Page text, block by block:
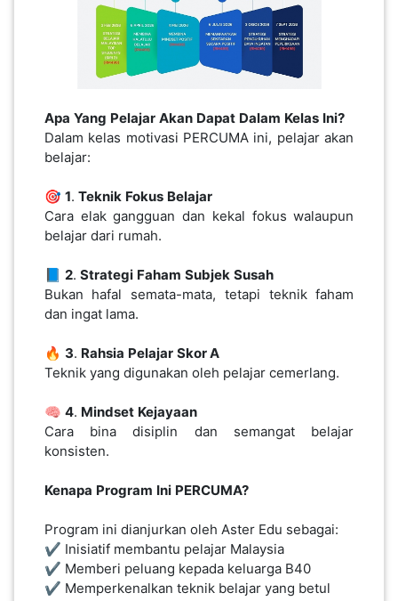
Apa Yang Pelajar Akan Dapat Dalam Kelas Ini?
Dalam kelas motivasi PERCUMA ini, pelajar akan
belajar:
🎯 1. Teknik Fokus Belajar
Cara elak gangguan dan kekal fokus walaupun
belajar dari rumah.
📘 2. Strategi Faham Subjek Susah
Bukan hafal semata-mata, tetapi teknik faham
dan ingat lama.
🔥 3. Rahsia Pelajar Skor A
Teknik yang digunakan oleh pelajar cemerlang.
🧠 4. Mindset Kejayaan
Cara bina disiplin dan semangat belajar
konsisten.
Kenapa Program Ini PERCUMA?
Program ini dianjurkan oleh Aster Edu sebagai:
✔️ Inisiatif membantu pelajar Malaysia
✔️ Memberi peluang kepada keluarga B40
✔️ Memperkenalkan teknik belajar yang betul
JOHOR(8)
MELAKA(53)
PENANG(2)
LUMPUR(16)
LABUAN(2)
MALAYSIA(82)